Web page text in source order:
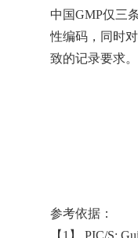
中国GMP仅三
性编码，同时
致的记录要求。
参考依据：
【1】 PIC/S: